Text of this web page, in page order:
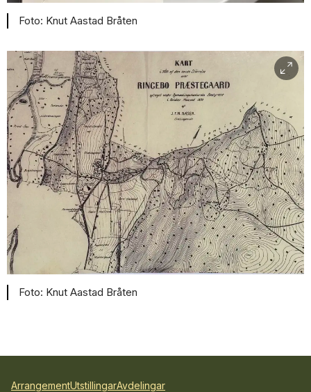
Knut Aastad Bråten
Knut Aastad Bråten
ArrangementUtstillingarAvdelingar